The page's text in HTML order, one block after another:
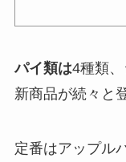
パイ類は4種類
新商品が続々と
定番はアップル